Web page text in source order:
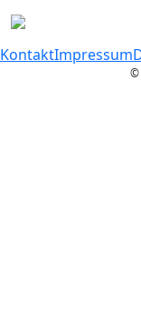
KontaktImpressum
©